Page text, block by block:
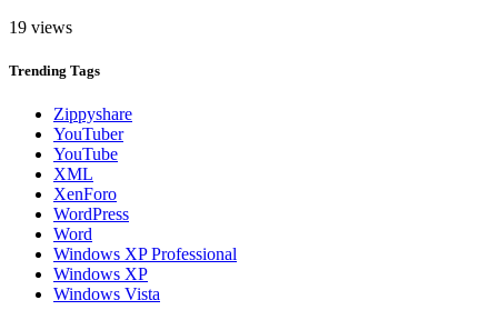
19 views
Trending Tags
Zippyshare
YouTuber
YouTube
XML
XenForo
WordPress
Word
Windows XP Professional
Windows XP
Windows Vista